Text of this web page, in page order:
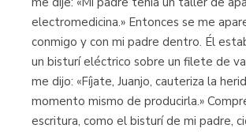
electromedicina.» Entonces se me
conmigo y con mi padre dentro. Él
un bisturí eléctrico sobre un filete de
me dijo: «Fíjate, Juanjo, cauteriza la
momento mismo de producirla.»
escritura, como el bisturí de mi padre,